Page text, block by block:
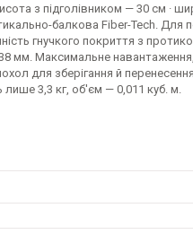
з підголівником — 30 см ·
балкова Fiber-Tech. Для
гнучкого покриття з
мм. Максимальне
для зберігання й
лише 3,3 кг, об'єм — 0,011 куб. м.